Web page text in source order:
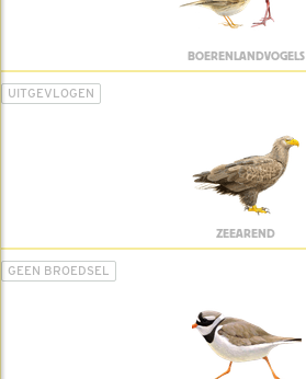
BOERENLANDVOGELS
UITGEVLOGEN
ZEEAREND
GEEN BROEDSEL